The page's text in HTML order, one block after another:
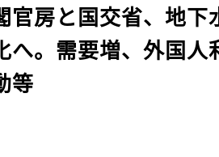
官房と国交省、地下
へ。需要増、外国人
等